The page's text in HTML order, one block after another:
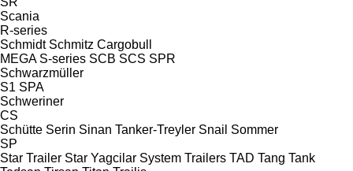
Scania
R-series
Schmidt Schmitz Cargobull
MEGA S-series SCB SCS SPR
Schwarzmüller
S1 SPA
Schweriner
CS
Schütte Serin Sinan Tanker-Treyler Snail Sommer
SP
Star Trailer Star Yagcilar System Trailers TAD Tang Tank